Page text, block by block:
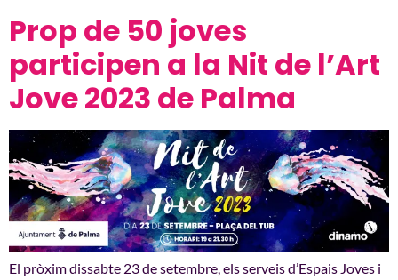
Prop de 50 joves
participen a la Nit de l’Art
Jove 2023 de Palma
El pròxim dissabte 23 de setembre, els serveis d’Espais Joves i